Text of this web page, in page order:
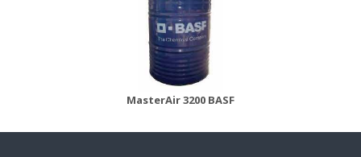
MasterAir 3200 BASF
MasterBrace ADH 1406 (Concresive)
Ürün Detayı